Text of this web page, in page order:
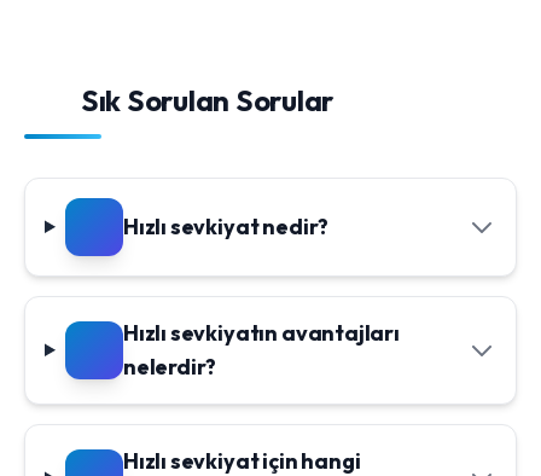
Sık Sorulan Sorular
Hızlı sevkiyat nedir?
Hızlı sevkiyatın avantajları
nelerdir?
Hızlı sevkiyat için hangi